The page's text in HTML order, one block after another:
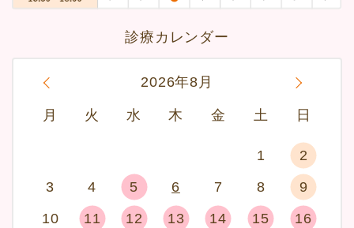
診療カレンダー
2026年8月 »
月 火 水 木 金 土 日
1
2
3
4 5 6 7 8
9
10
11 12 13 14 15
16